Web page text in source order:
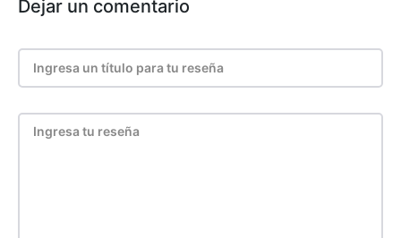
Dejar un comentario